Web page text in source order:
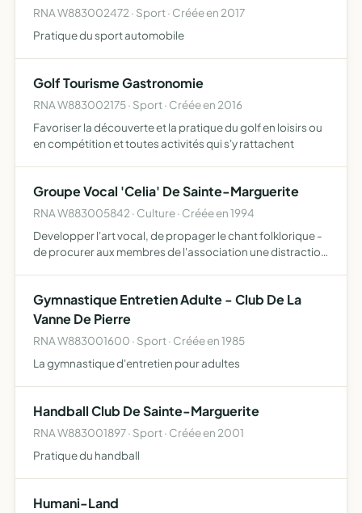
RNA W883002472 · Sport · Créée en 2017
Pratique du sport automobile
Golf Tourisme Gastronomie
RNA W883002175 · Sport · Créée en 2016
Favoriser la découverte et la pratique du golf en loisirs ou
en compétition et toutes activités qui s'y rattachent
Groupe Vocal 'Celia' De Sainte-Marguerite
RNA W883005842 · Culture · Créée en 1994
Developper l'art vocal, de propager le chant folklorique -
de procurer aux membres de l'association une distraction
Gymnastique Entretien Adulte - Club De La
Vanne De Pierre
RNA W883001600 · Sport · Créée en 1985
La gymnastique d'entretien pour adultes
Handball Club De Sainte-Marguerite
RNA W883001897 · Sport · Créée en 2001
Pratique du handball
Humani-Land